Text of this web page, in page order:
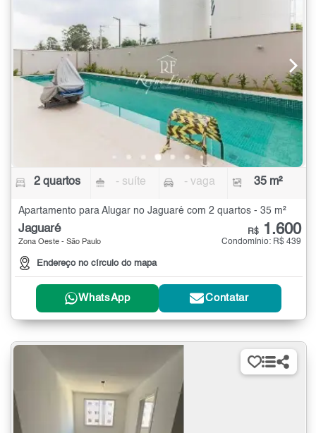
2 quartos - suíte - vaga 35 m²
Apartamento para Alugar no Jaguaré com 2 quartos - 35 m²
Jaguaré
Zona Oeste - São Paulo
Endereço no círculo do mapa
R$ 1.600
Condomínio: R$ 439
WhatsApp Contatar